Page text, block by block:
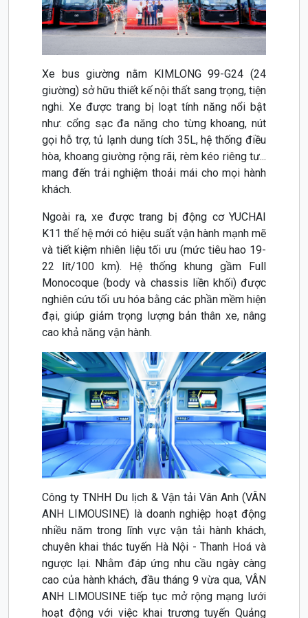
Xe bus giường nằm KIMLONG 99-G24 (24
giường) sở hữu thiết kế nội thất sang trọng, tiện
nghi. Xe được trang bị loạt tính năngnổi bật
như: cổng sạc đa năng cho từng khoang, nút
gọi hỗ trợ, tủ lạnh dung tích 35L, hệ thống điều
hòa, khoang giường rộng rãi, rèm kéo riêng tư...
mang đến trải nghiệm thoải mái cho mọi hành
khách.
Ngoài ra, xe được trang bị động cơ YUCHAI
K11 thế hệ mới có hiệu suất vận hành mạnh mẽ
và tiết kiệm nhiên liệu tối ưu (mức tiêu hao 19-
22 lít/100 km). Hệ thống khung gầm Full
Monocoque (body và chassis liền khối) được
nghiên cứu tối ưu hóa bằng các phần mềm hiện
đại, giúp giảm trọng lượng bản thân xe, nâng
cao khả năng vận hành.
Công ty TNHH Du lịch & Vận tải Vân Anh (VÂN
ANH LIMOUSINE) là doanh nghiệp hoạt động
nhiều năm trong lĩnh vực vận tải hành khách,
chuyên khai thác tuyến Hà Nội - Thanh Hoá và
ngược lại. Nhằm đáp ứng nhu cầu ngày càng
cao của hành khách, đầu tháng 9 vừa qua, VÂN
ANH LIMOUSINE tiếp tục mở rộng mạng lưới
hoạt động với việc khai trương tuyến Quảng